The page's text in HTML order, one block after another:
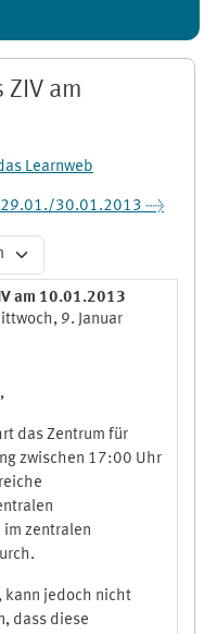
am
Learnweb
29.01./30.01.2013 →
am 10.01.2013
9. Januar
das Zentrum für
zwischen 17:00 Uhr
im zentralen
kann jedoch nicht
dass diese